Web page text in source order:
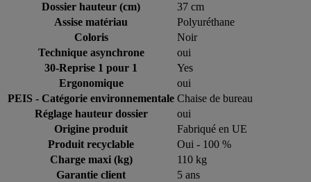
Dossier hauteur (cm)
37 cm
Assise matériau
Polyuréthane
Coloris
Noir
Technique asynchrone
oui
30-Reprise 1 pour 1
Yes
Ergonomique
oui
PEIS - Catégorie environnementale Chaise de bureau
Réglage hauteur dossier
oui
Origine produit
Fabriqué en UE
Produit recyclable
Oui - 100 %
Charge maxi (kg)
110 kg
Garantie client
5 ans